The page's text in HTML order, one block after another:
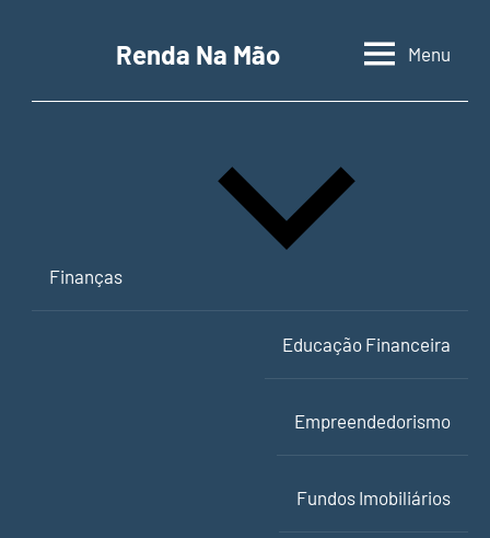
conteúdo
Renda Na Mão
Contabilidade,
empreendedorismo
Menu
Finanças
Educação Financeira
Empreendedorismo
Fundos Imobiliários